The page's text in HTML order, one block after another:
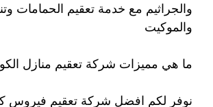
والجراثيم مع خدمة تعقيم الحمامات
والموكيت
ما هي مميزات شركة تعقيم منازل
نوفر لكم افضل شركة تعقيم فيروس